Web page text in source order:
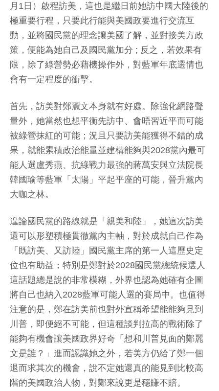
月1日）啟程訪美，這也是繼日前她訪中國大陸後的
極重要行程，只要此行能與美國政要進行交流互
動，並將國民黨的理念讓美國了解，並對接美方政
策，便能為她自己及國民黨加分 ; 反之，若效果有
限，除了綠營勢必藉機操作外，對藍軍年底選情也
會有一定程度的衝擊。
首先，訪美對鄭麗文本身就有好處。除強化網路聲
量外，她當然也想平衡先訪中、會晤習近平而可能
被綠營抹紅的可能；況且只要訪美能獲得不錯的成
果，就能累積政治能量並建構能夠與2028黨內最可
能人選盧秀燕、抗綠戰力最強的蔣萬安與立法院長
韓國瑜等藍軍「太陽」平起平座的可能，晉升黨內
大咖之林。
遑論國民黨的路線就是「親美和陸」，她這次訪美
還可以形塑積極貫徹黨內主軸，對於成就自己作為
「既訪美、又訪陸」國民黨主席的第一人這歷史定
位也有助益；特別是鄭對於2028國民黨總統候選人
這話題總是說的非常模糊，外界也認為她確有企圖
將自己也納入2028藍軍可能人選的賽局中。也值得
注意的是，鄭在訪美前也對外宣稱希望能能夠見到
川普，即便絕不可能，但這種談判拉高的戰術除了
能夠有機會讓美國政界好奇「想和川普見面的鄭麗
文是誰？」進而認識她之外，若美方仍給了鄭一個
退而求其次的機會，說不定她還真的能見到比較高
階的美國政治人物，對鄭來說更是穩賺不賠。